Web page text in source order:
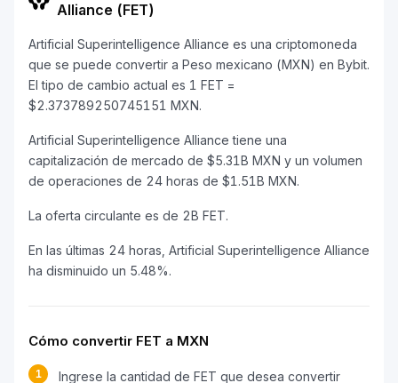
Alliance (FET)
Artificial Superintelligence Alliance es una criptomoneda
que se puede convertir a Peso mexicano (MXN) en Bybit.
El tipo de cambio actual es 1 FET =
$2.373789250745151 MXN.
Artificial Superintelligence Alliance tiene una
capitalización de mercado de $5.31B MXN y un volumen
de operaciones de 24 horas de $1.51B MXN.
La oferta circulante es de 2B FET.
En las últimas 24 horas, Artificial Superintelligence Alliance
ha disminuido un 5.48%.
Cómo convertir FET a MXN
1 Ingrese la cantidad de FET que desea convertir